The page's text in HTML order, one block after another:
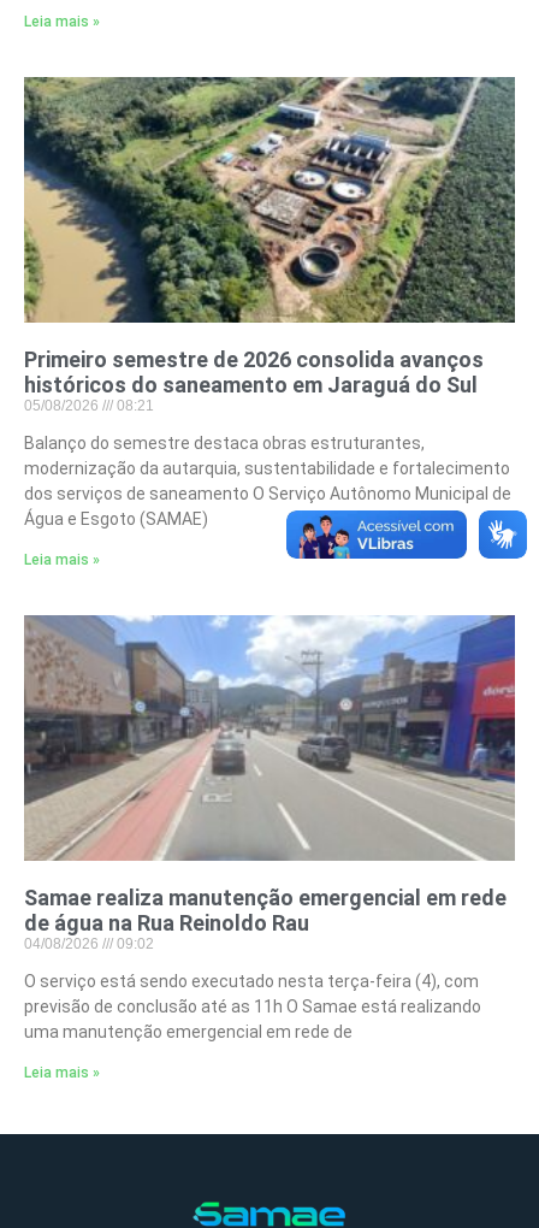
Leia mais »
Primeiro semestre de 2026 consolida avanços
históricos do saneamento em Jaraguá do Sul
05/08/2026 08:21
Balanço do semestre destaca obras estruturantes,
modernização da autarquia, sustentabilidade e fortalecimento
dos serviços de saneamento O Serviço Autônomo Municipal de
Água e Esgoto (SAMAE)
Leia mais »
Samae realiza manutenção emergencial em rede
de água na Rua Reinoldo Rau
04/08/2026 09:02
O serviço está sendo executado nesta terça-feira (4), com
previsão de conclusão até as 11h O Samae está realizando
uma manutenção emergencial em rede de
Leia mais »